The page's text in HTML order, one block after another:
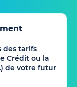
des tarifs
Crédit ou la
de votre futur